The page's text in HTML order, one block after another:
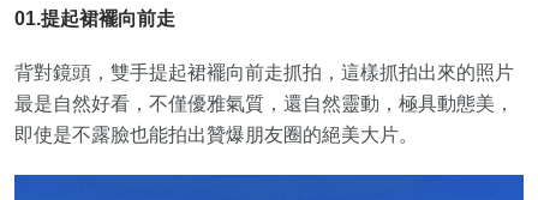
01.提起裙襬向前走
背對鏡頭，雙手提起裙襬向前走抓拍，這樣抓拍出來的照片
最是自然好看，不僅優雅氣質，還自然靈動，極具動態美，
即使是不露臉也能拍出贊爆朋友圈的絕美大片。